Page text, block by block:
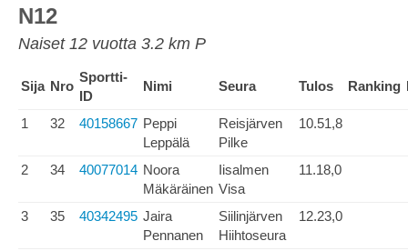
N12
Naiset 12 vuotta 3.2 km P
Sija Nro
Sportti-
ID
Nimi Seura Tulos Ranking
1 32 40158667 Peppi
Leppälä
Reisjärven
Pilke
10.51,8
2 34 40077014 Noora
Mäkäräinen
Iisalmen
Visa
11.18,0
3 35 40342495 Jaira
Pennanen
Siilinjärven
Hiihtoseura
12.23,0